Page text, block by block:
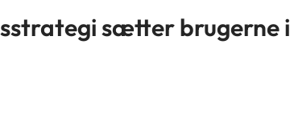
sætter brugerne i